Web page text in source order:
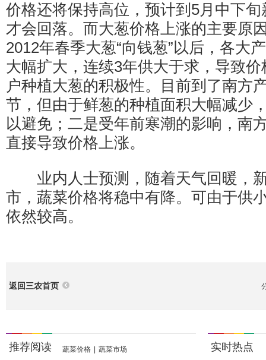
价格还将保持高位，预计到5月中下
才会回落。而大葱价格上涨的主要原
2012年春季大葱“向钱葱”以后，各大
大幅扩大，连续3年供大于求，导致
户种植大葱的积极性。目前到了南方
节，但由于鲜葱的种植面积大幅减少
以避免；二是受年前寒潮的影响，南
直接导致价格上涨。
业内人士预测，随着天气回暖，
市，蔬菜价格将稳中有降。可由于供
依然较高。
返回三农首页
推荐阅读 蔬菜价格 蔬菜市场 实时热点